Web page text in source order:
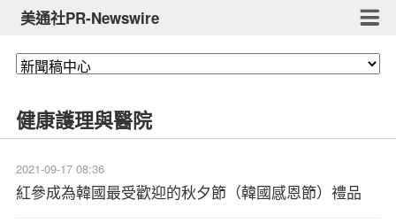
美通社PR-Newswire
健康護理與醫院
2021-09-17 08:36
紅參成為韓國最受歡迎的秋夕節（韓國感恩節）禮品